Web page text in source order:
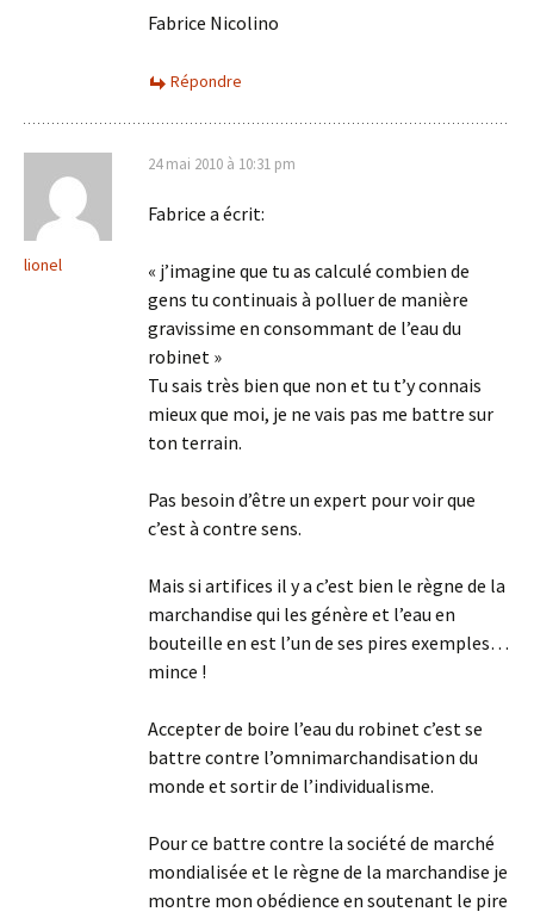
Fabrice Nicolino
Répondre
lionel
24 mai 2010 à 10:31 pm
Fabrice a écrit:
« j’imagine que tu as calculé combien de
gens tu continuais à polluer de manière
gravissime en consommant de l’eau du
robinet »
Tu sais très bien que non et tu t’y connais
mieux que moi, je ne vais pas me battre sur
ton terrain.
Pas besoin d’être un expert pour voir que
c’est à contre sens.
Mais si artifices il y a c’est bien le règne de la
marchandise qui les génère et l’eau en
bouteille en est l’un de ses pires exemples…
mince !
Accepter de boire l’eau du robinet c’est se
battre contre l’omnimarchandisation du
monde et sortir de l’individualisme.
Pour ce battre contre la société de marché
mondialisée et le règne de la marchandise je
montre mon obédience en soutenant le pire